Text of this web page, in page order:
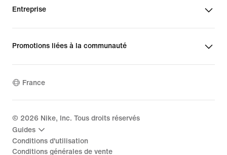
Entreprise
Promotions liées à la communauté
France
© 2026 Nike, Inc. Tous droits réservés
Guides
Conditions d'utilisation
Conditions générales de vente